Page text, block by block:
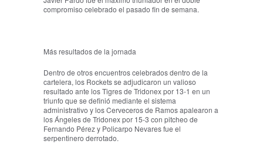
compromiso celebrado el pasado fin de semana.
Más resultados de la jornada
Dentro de otros encuentros celebrados dentro de la
cartelera, los Rockets se adjudicaron un valioso
resultado ante los Tigres de Tridonex por 13-1 en un
triunfo que se definió mediante el sistema
administrativo y los Cerveceros de Ramos apalearon a
los Ángeles de Tridonex por 15-3 con pitcheo de
Fernando Pérez y Policarpo Nevares fue el
serpentinero derrotado.